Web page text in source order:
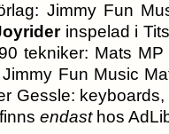
Jimmy Fun
inspelad i
tekniker: Mats
Fun Music
Gessle:
endasthos